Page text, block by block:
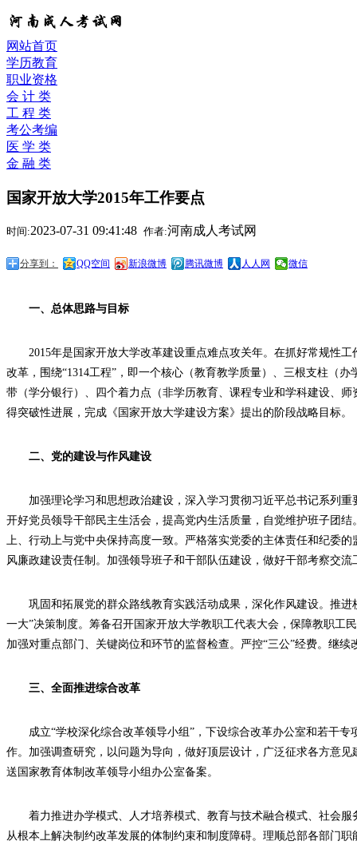
网站首页
学历教育
职业资格
会 计 类
工 程 类
考公考编
医 学 类
金 融 类
国家开放大学2015年工作要点
时间:2023-07-31 09:41:48 作者:河南成人考试网
分享到： QQ空间 新浪微博 腾讯微博 人人网 微信
一、总体思路与目标
2015年是国家开放大学改革建设重点难点攻关年。在抓好常规性
改革，围绕“1314工程”，即一个核心（教育教学质量）、三根支柱（
带（学分银行）、四个着力点（非学历教育、课程专业和学科建设、
得突破性进展，完成《国家开放大学建设方案》提出的阶段战略目标。
二、党的建设与作风建设
加强理论学习和思想政治建设，深入学习贯彻习近平总书记系列
开好党员领导干部民主生活会，提高党内生活质量，自觉维护班子团
上、行动上与党中央保持高度一致。严格落实党委的主体责任和纪委
风廉政建设责任制。加强领导班子和干部队伍建设，做好干部考察交流
巩固和拓展党的群众路线教育实践活动成果，深化作风建设。推
一大”决策制度。筹备召开国家开放大学教职工代表大会，保障教职工
加强对重点部门、关键岗位和环节的监督检查。严控“三公”经费。继
三、全面推进综合改革
成立“学校深化综合改革领导小组”，下设综合改革办公室和若干
作。加强调查研究，以问题为导向，做好顶层设计，广泛征求各方意
送国家教育体制改革领导小组办公室备案。
着力推进办学模式、人才培养模式、教育与技术融合模式、社会
从根本上解决制约改革发展的体制约束和制度障碍。理顺总部各部门